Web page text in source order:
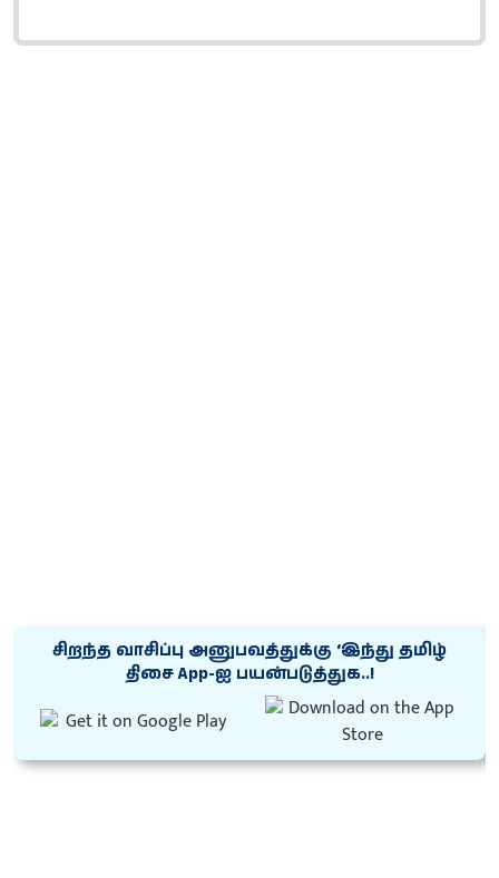
சிறந்த வாசிப்பு அனுபவத்துக்கு ‘இந்து தமிழ்
திசை App-ஐ பயன்படுத்துக..!